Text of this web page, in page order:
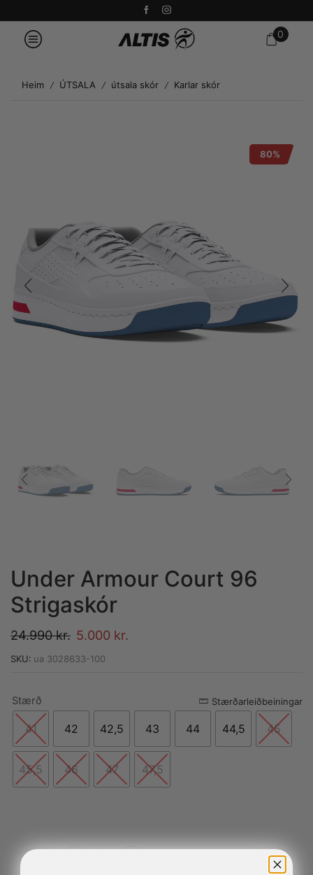
0
Heim / ÚTSALA / útsala skór / Karlar skór
80%
Under Armour Court 96
Strigaskór
24.990kr. 5.000 kr.
SKU: ua 3028633-100
Stærðarleiðbeiningar
Stærð
41 42 42,5 43 44 44,5 45
45,5 46 47 47,5
Alternative: